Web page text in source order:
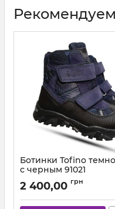
Ботинки Tofino
с черным 91021
Артикул: 910.218 (26-36)
2 400,00 грн